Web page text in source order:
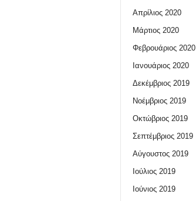
Απρίλιος 2020
Μάρτιος 2020
Φεβρουάριος 2020
Ιανουάριος 2020
Δεκέμβριος 2019
Νοέμβριος 2019
Οκτώβριος 2019
Σεπτέμβριος 2019
Αύγουστος 2019
Ιούλιος 2019
Ιούνιος 2019